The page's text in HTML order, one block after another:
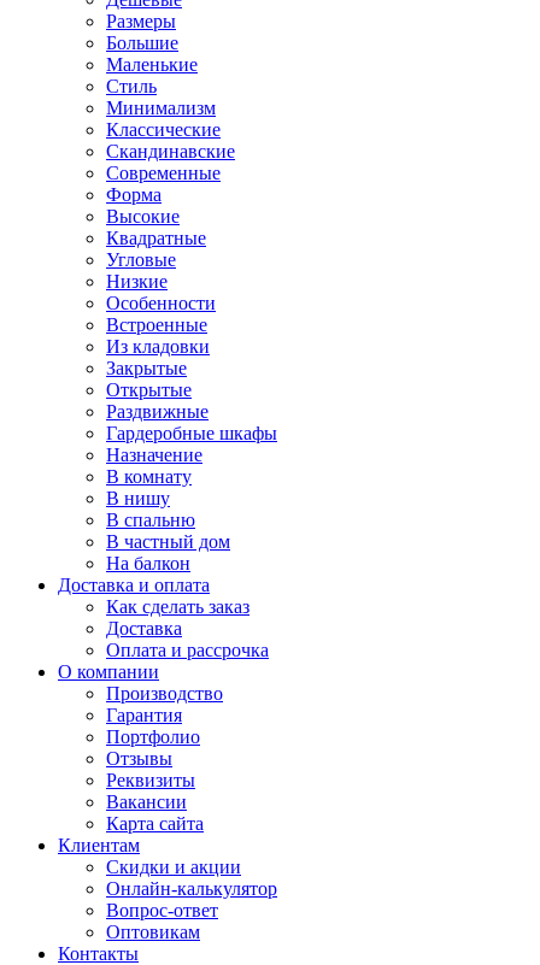
Размеры
Большие
Маленькие
Стиль
Минимализм
Классические
Скандинавские
Современные
Форма
Высокие
Квадратные
Угловые
Низкие
Особенности
Встроенные
Из кладовки
Закрытые
Открытые
Раздвижные
Гардеробные шкафы
Назначение
В комнату
В нишу
В спальню
В частный дом
На балкон
Доставка и оплата
Как сделать заказ
Доставка
Оплата и рассрочка
О компании
Производство
Гарантия
Портфолио
Отзывы
Реквизиты
Вакансии
Карта сайта
Клиентам
Скидки и акции
Онлайн-калькулятор
Вопрос-ответ
Оптовикам
Контакты